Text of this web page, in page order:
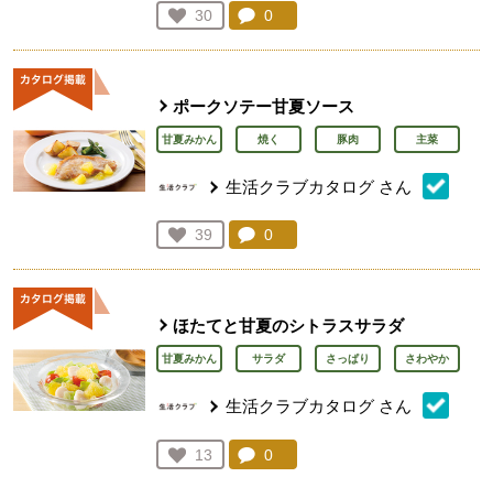
お気に入り登録：
30
人が登録
コメント：
0
ポークソテー甘夏ソース
甘夏みかん 焼く 豚肉 主菜
生活クラブカタログ さん
お気に入り登録：
39
人が登録
コメント：
0
ほたてと甘夏のシトラスサラダ
甘夏みかん サラダ さっぱり さわやか
生活クラブカタログ さん
お気に入り登録：
13
人が登録
コメント：
0